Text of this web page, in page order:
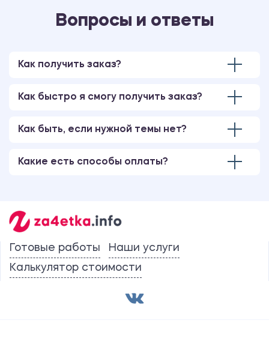
Вопросы и ответы
Как получить заказ?
Как быстро я смогу получить заказ?
Как быть, если нужной темы нет?
Какие есть способы оплаты?
Готовые работы
Наши услуги
Калькулятор стоимости